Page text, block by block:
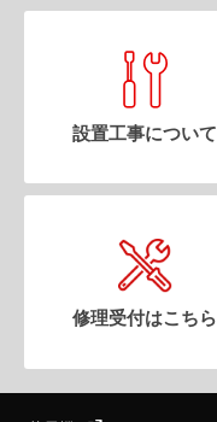
設置工事について
修理受付はこちら